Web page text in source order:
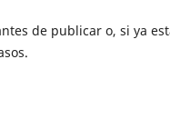
de publicar o, si ya